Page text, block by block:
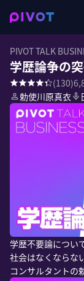
PIVOT TALK
学歴論争の
(130)
勅使川原真衣
学歴不要論につい
社会はなくならな
コンサルタントの